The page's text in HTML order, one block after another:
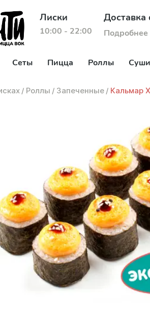
Лиски
10:00 - 22:00
Доставка
Подробнее
Сеты Пицца Роллы Суши
/ Роллы / Запеченные / Кальмар